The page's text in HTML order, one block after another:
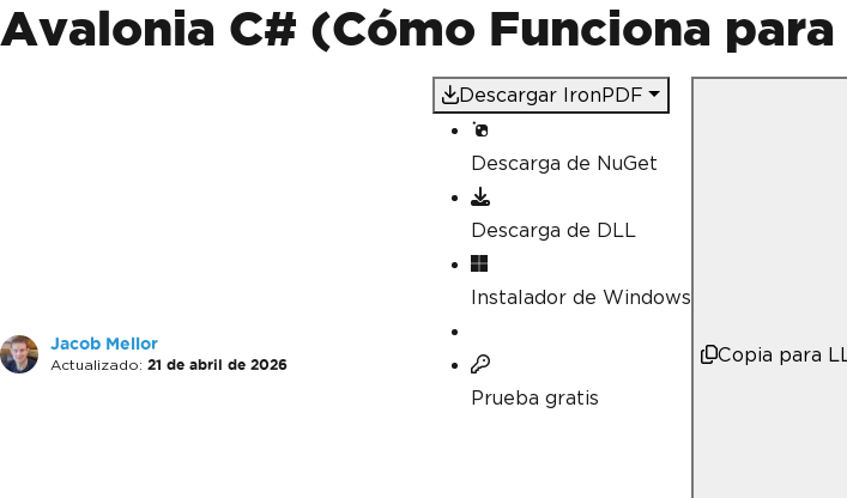
Avalonia C# (Cómo Funciona
Jacob Mellor
Actualizado: 21 de abril de 2026
Descargar IronPDF
Descarga de NuGet
Descarga de DLL
Instalador de Windows
Prueba gratis
Copia para